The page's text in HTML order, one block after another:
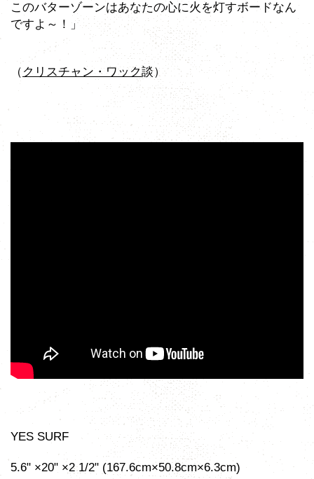
このバターゾーンはあなたの心に火を灯すボードなん
ですよ～！」
（ クリスチャン・ワック談）
YES SURF
5.6" ×20" ×2 1/2" (167.6cm×50.8cm×6.3cm)